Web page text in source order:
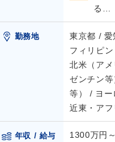
る…
勤務地
東京都 /
フィリピ
北米（ア
ゼンチン
等） / ヨー
近東・アフ
年収 / 給与 1300万円